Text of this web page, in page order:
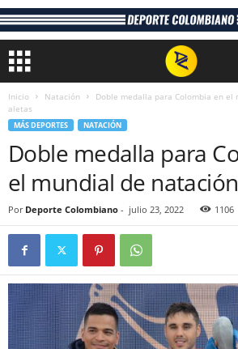
Inicio Natación
Doble medalla para Colombia en el
aletas
MÁS DEPORTES NATACIÓN
Doble medalla para
el mundial de
Por Deporte Colombiano - julio 23, 2022 1106